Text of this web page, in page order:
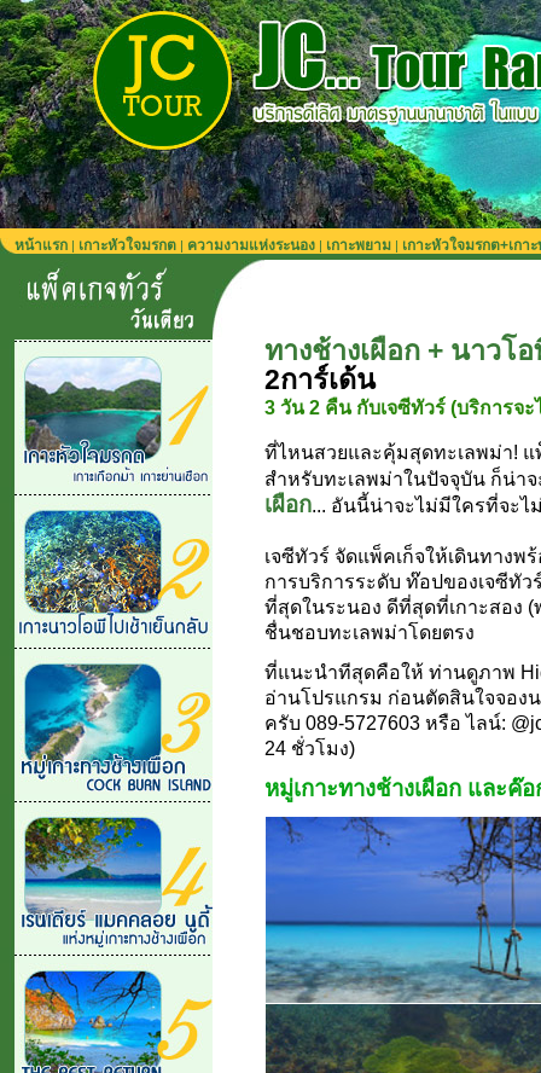
หน้าแรก | เกาะหัวใจมรกต | ความงามแห่งระนอง | เกาะพยาม | เกาะหัวใจมรกต+เกา
ทางช้างเผือก + นาวโ
2การ์เด้น
3 วัน 2 คืน กับเจซีทัวร์ (บริการจ
ที่ไหนสวยและคุ้มสุดทะเลพม่า! แ
สำหรับทะเลพม่าในปัจจุบัน ก็น่า
เผือก... อันนี้น่าจะไม่มีใครที่จะไ
เจซีทัวร์ จัดแพ็คเก็จให้เดินทางพ
การบริการระดับ ท๊อปของเจซีทั
ที่สุดในระนอง ดีที่สุดที่เกาะสอง
ชื่นชอบทะเลพม่าโดยตรง
ที่แนะนำทีสุดคือให้ ท่านดูภาพ
อ่านโปรแกรม ก่อนตัดสินใจจอง
ครับ 089-5727603 หรือ ไลน์:
24 ชั่วโมง)
หมู่เกาะทางช้างเผือก และค๊